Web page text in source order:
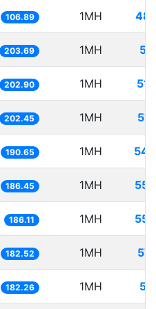
106.89 1MH
203.69 1MH
202.90 1MH
202.45 1MH
190.65 1MH
186.45 1MH
186.11 1MH
182.52 1MH
182.26 1MH